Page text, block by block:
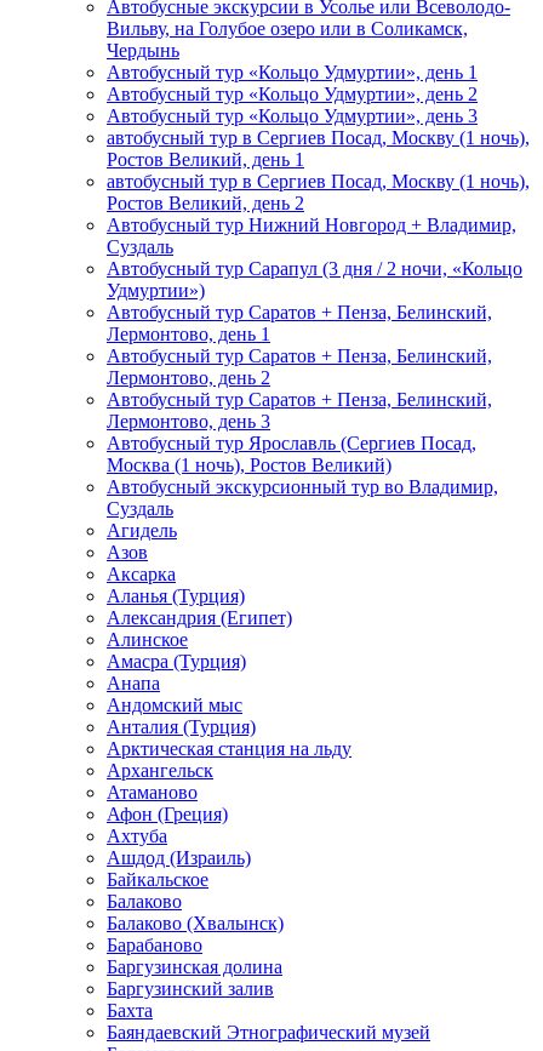
Автобусные экскурсии в Усолье или Всеволодо-
Вильву, на Голубое озеро или в Соликамск,
Чердынь
Автобусный тур «Кольцо Удмуртии», день 1
Автобусный тур «Кольцо Удмуртии», день 2
Автобусный тур «Кольцо Удмуртии», день 3
автобусный тур в Сергиев Посад, Москву (1 ночь),
Ростов Великий, день 1
автобусный тур в Сергиев Посад, Москву (1 ночь),
Ростов Великий, день 2
Автобусный тур Нижний Новгород + Владимир,
Суздаль
Автобусный тур Сарапул (3 дня / 2 ночи, «Кольцо
Удмуртии»)
Автобусный тур Саратов + Пенза, Белинский,
Лермонтово, день 1
Автобусный тур Саратов + Пенза, Белинский,
Лермонтово, день 2
Автобусный тур Саратов + Пенза, Белинский,
Лермонтово, день 3
Автобусный тур Ярославль (Сергиев Посад,
Москва (1 ночь), Ростов Великий)
Автобусный экскурсионный тур во Владимир,
Суздаль
Агидель
Азов
Аксарка
Аланья (Турция)
Александрия (Египет)
Алинское
Амасра (Турция)
Анапа
Андомский мыс
Анталия (Турция)
Арктическая станция на льду
Архангельск
Атаманово
Афон (Греция)
Ахтуба
Ашдод (Израиль)
Байкальское
Балаково
Балаково (Хвалынск)
Барабаново
Баргузинская долина
Баргузинский залив
Бахта
Баяндаевский Этнографический музей